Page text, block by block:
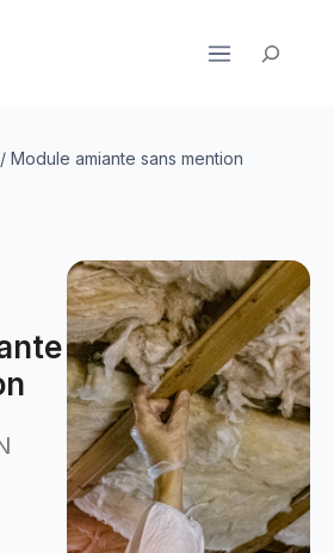
/ Module amiante sans mention